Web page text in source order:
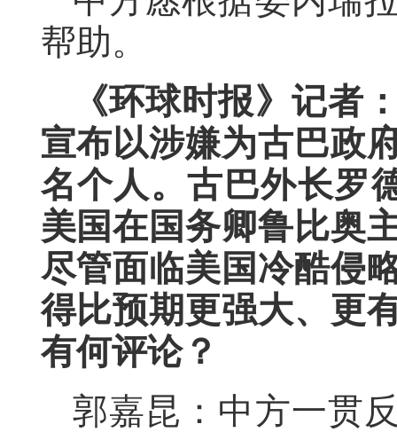
帮助。
《环球时报》记者
宣布以涉嫌为古巴政
名个人。古巴外长罗
美国在国务卿鲁比奥
尽管面临美国冷酷侵
得比预期更强大、更
有何评论？
郭嘉昆：中方一贯